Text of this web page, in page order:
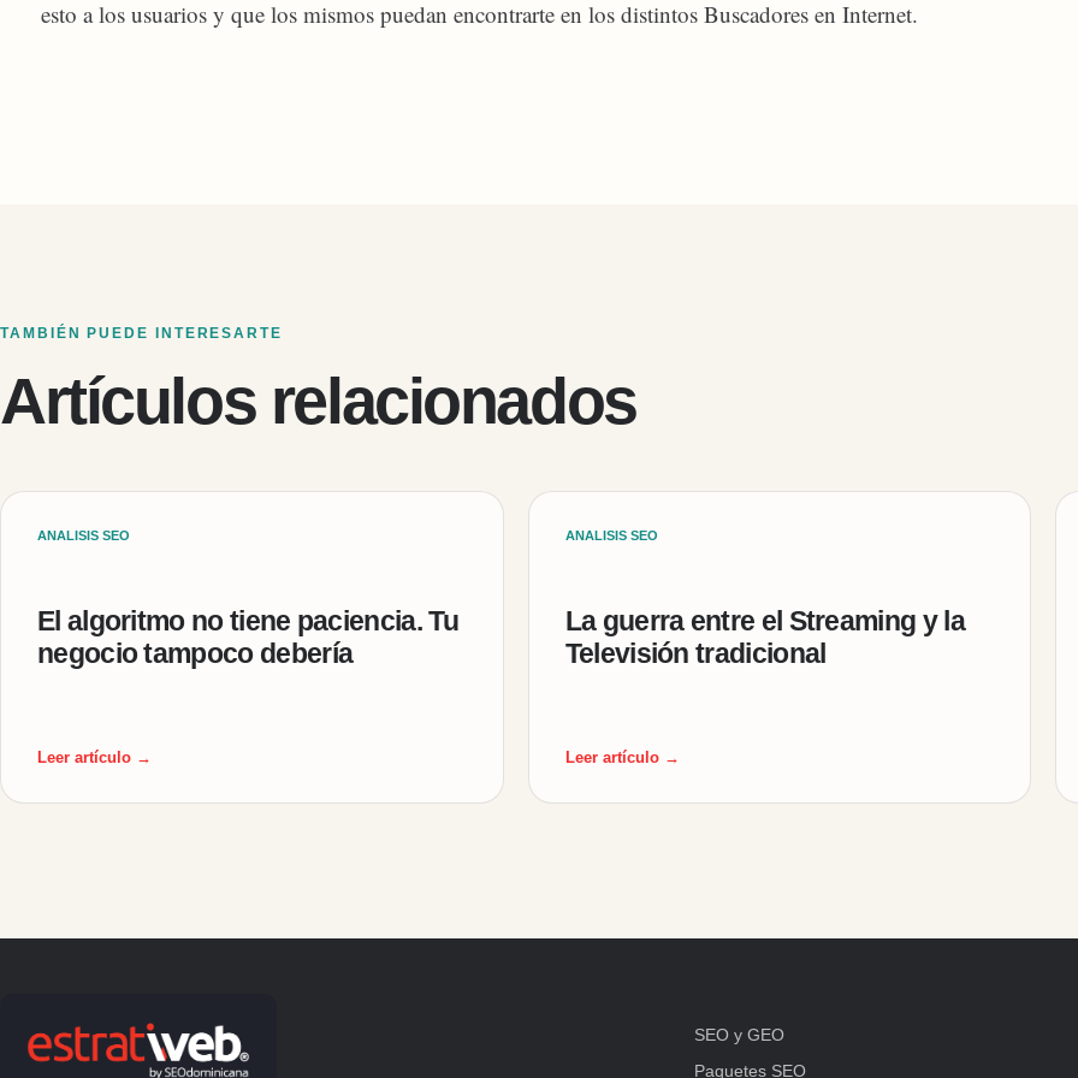
esto a los usuarios y que los mismos puedan encontrarte en los distintos Buscadores en Internet.
TAMBIÉN PUEDE INTERESARTE
Artículos relacionados
ANALISIS SEO
El algoritmo no tiene paciencia. Tu
negocio tampoco debería
Leer artículo →
ANALISIS SEO
La guerra entre el Streaming y la
Televisión tradicional
Leer artículo →
SEO y GEO
Paquetes SEO